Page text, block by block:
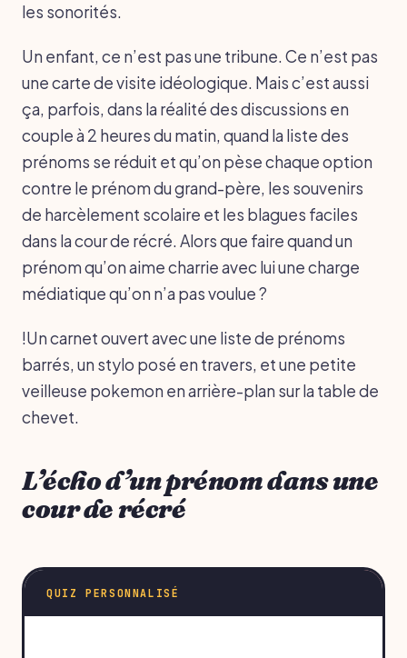
les sonorités.
Un enfant, ce n’est pas une tribune. Ce n’est pas
une carte de visite idéologique. Mais c’est aussi
ça, parfois, dans la réalité des discussions en
couple à 2 heures du matin, quand la liste des
prénoms se réduit et qu’on pèse chaque option
contre le prénom du grand-père, les souvenirs
de harcèlement scolaire et les blagues faciles
dans la cour de récré. Alors que faire quand un
prénom qu’on aime charrie avec lui une charge
médiatique qu’on n’a pas voulue ?
!Un carnet ouvert avec une liste de prénoms
barrés, un stylo posé en travers, et une petite
veilleuse pokemon en arrière-plan sur la table de
chevet.
L’écho d’un prénom dans une
cour de récré
QUIZ PERSONNALISÉ